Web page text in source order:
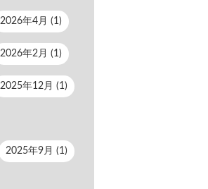
2026年4月 (1)
2026年2月 (1)
2025年12月 (1)
2025年9月 (1)